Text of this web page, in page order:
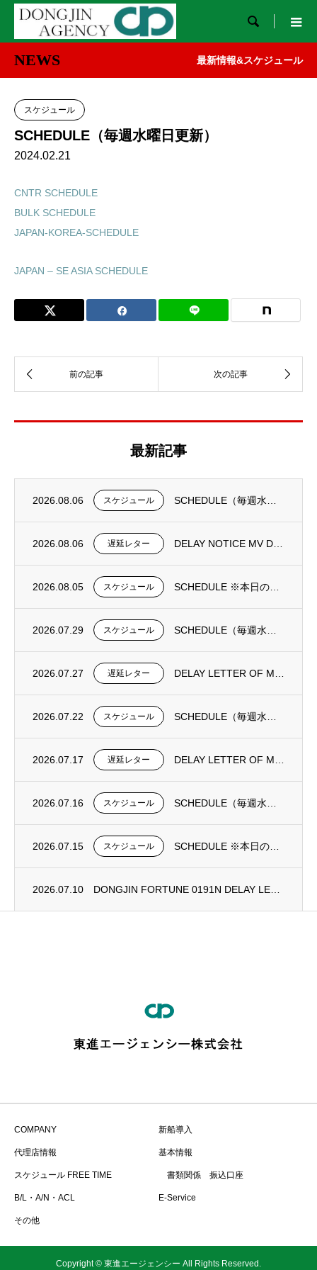

NEWS 最新情報&スケジュール
スケジュール
SCHEDULE（毎週水曜日更新）
2024.02.21
CNTR SCHEDULE
BULK SCHEDULE
JAPAN-KOREA-SCHEDULE
JAPAN – SE ASIA SCHEDULE
最新記事
2026.08.06 スケジュール
2026.08.06 遅延レター
2026.08.05 スケジュール
2026.07.29 スケジュール
2026.07.27 遅延レター
2026.07.22 スケジュール
2026.07.17 遅延レター
2026.07.16 スケジュール
2026.07.15 スケジュール
2026.07.10
COMPANY 新船導入
代理店情報 基本情報
スケジュール FREE TIME 書類関係 振込口座
B/L・A/N・ACL E-Service
その他
Copyright © 東進エージェンシー All Rights Reserved.